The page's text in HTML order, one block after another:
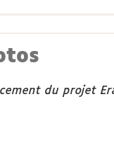
du projet